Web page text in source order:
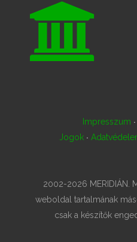
Impresszum ·
Jogok ·
2002-2026 MERIDIÁN.
weboldal tartalmának
csak a készítők